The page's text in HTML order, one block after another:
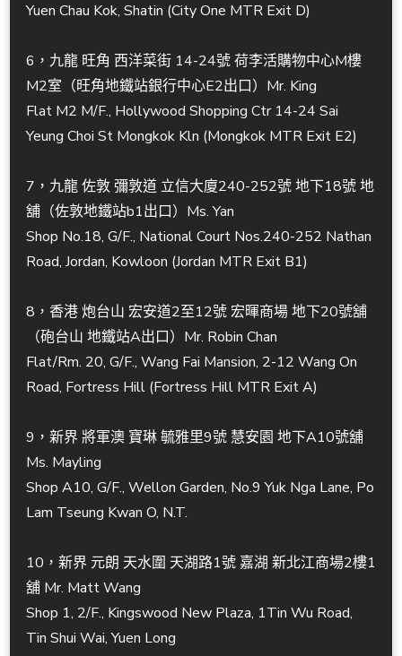
Yuen Chau Kok, Shatin (City One MTR Exit D)
6，九龍 旺角 西洋菜街 14-24號 荷李活購物中心M樓
M2室（旺角地鐵站銀行中心E2出口）Mr. King
Flat M2 M/F., Hollywood Shopping Ctr 14-24 Sai
Yeung Choi St Mongkok Kln (Mongkok MTR Exit E2)
7，九龍 佐敦 彌敦道 立信大廈240-252號 地下18號 地
舖（佐敦地鐵站b1出口）Ms. Yan
Shop No.18, G/F., National Court Nos.240-252 Nathan
Road, Jordan, Kowloon (Jordan MTR Exit B1)
8，香港 炮台山 宏安道2至12號 宏暉商場 地下20號舖
（砲台山 地鐵站A出口）Mr. Robin Chan
Flat/Rm. 20, G/F., Wang Fai Mansion, 2-12 Wang On
Road, Fortress Hill (Fortress Hill MTR Exit A)
9，新界 將軍澳 寶琳 毓雅里9號 慧安園 地下A10號舖
Ms. Mayling
Shop A10, G/F., Wellon Garden, No.9 Yuk Nga Lane, Po
Lam Tseung Kwan O, N.T.
10，新界 元朗 天水圍 天湖路1號 嘉湖 新北江商場2樓1
舖 Mr. Matt Wang
Shop 1, 2/F., Kingswood New Plaza, 1Tin Wu Road,
Tin Shui Wai, Yuen Long